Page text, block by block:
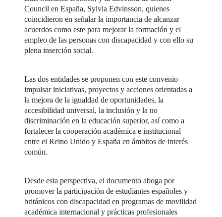
Council en España, Sylvia Edvinsson, quienes
coincidieron en señalar la importancia de alcanzar
acuerdos como este para mejorar la formación y el
empleo de las personas con discapacidad y con ello su
plena inserción social.
Las dos entidades se proponen con este convenio
impulsar iniciativas, proyectos y acciones orientadas a
la mejora de la igualdad de oportunidades, la
accesibilidad universal, la inclusión y la no
discriminación en la educación superior, así como a
fortalecer la cooperación académica e institucional
entre el Reino Unido y España en ámbitos de interés
común.
Desde esta perspectiva, el documento aboga por
promover la participación de estudiantes españoles y
británicos con discapacidad en programas de movilidad
académica internacional y prácticas profesionales